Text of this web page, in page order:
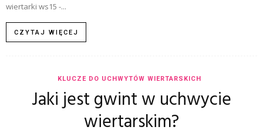
wiertarki ws15 -...
CZYTAJ WIĘCEJ
KLUCZE DO UCHWYTÓW WIERTARSKICH
Jaki jest gwint w uchwycie
wiertarskim?